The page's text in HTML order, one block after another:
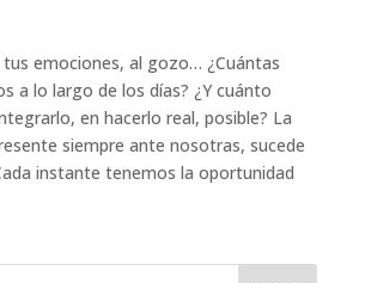
emociones, al gozo… ¿Cuántas
a lo largo de los días? ¿Y cuánto
en hacerlo real, posible? La
siempre ante nosotras, sucede
instante tenemos la oportunidad